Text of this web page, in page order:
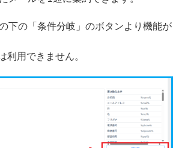
下の「条件分岐」のボタンより機能が
用できません。